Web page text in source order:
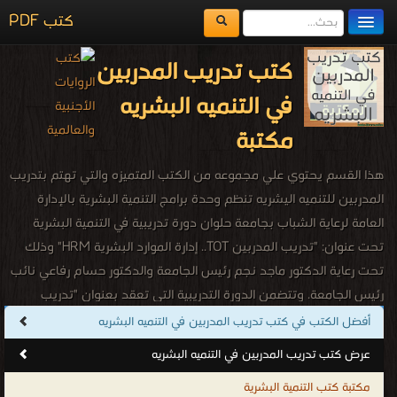
كتب PDF
مكتبة الكتب
المكتبات
يُقرأ حالياً
اضف كتاب
كتب تدريب المدربين
في التنميه البشريه
مكتبة
هذا القسم يحتوي علي مجموعه من الكتب المتميزه والتي تهتم بتدريب
المدربين للتنميه اليشريه تنظم وحدة برامج التنمية البشرية بالإدارة
العامة لرعاية الشباب بجامعة حلوان دورة تدريبية في التنمية البشرية
تحت عنوان: "تدريب المدربين TOT.. إدارة الموارد البشرية HRM" وذلك
تحت رعاية الدكتور ماجد نجم رئيس الجامعة والدكتور حسام رفاعي نائب
رئيس الجامعة. وتتضمن الدورة التدريبية التي تعقد بعنوان "تدريب
المدربين TOT مناقشة مجموعة من المحاور حول مفهوم ومميزات
العملية التدريبية، فلسفة التدريب، والفرق بين التدريب والتعليم، ومهارات
الاتصال الفعال، وتصميم وإعداد الحقيبة التدريبية، وكيفية إعداد المادة
العلمية، أساليب التدريب، مهارات الألعاب التدريبية، فنون العرض واللقاء،
أفضل الكتب في كتب تدريب المدربين في التنميه البشريه
عرض كتب تدريب المدربين في التنميه البشريه
مكتبة كتب التنمية البشرية